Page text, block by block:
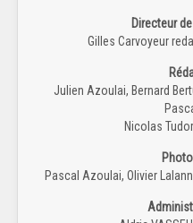
Directeur
Gilles Carvoyeur
Julien Azoulai, Bernard
Nicolas
Pascal Azoulai, Olivier